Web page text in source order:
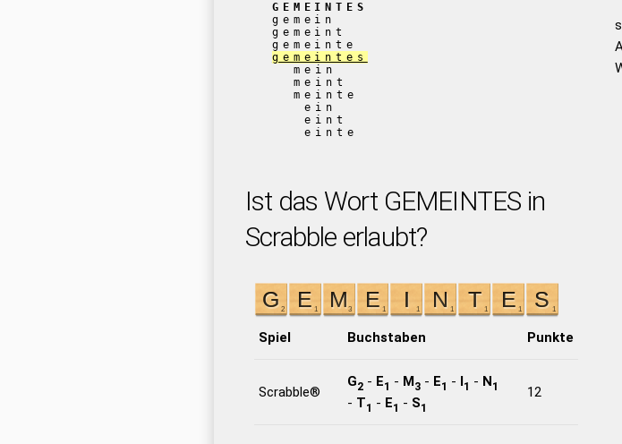
GEMEINTES
gemein
gemeint
gemeinte
gemeintes
mein
meint
meinte
ein
eint
einte
Ist das Wort GEMEINTES in
Scrabble erlaubt?
Spiel Buchstaben Punkte
Scrabble®
G2- E1 - M3- E1 - I1 - N1
- T1 - E1 - S1
12